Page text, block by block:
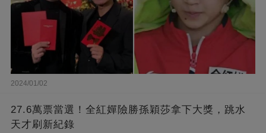
2024/01/02
27.6萬票當選！全紅嬋險勝孫穎莎拿下大獎，跳水
天才刷新紀錄